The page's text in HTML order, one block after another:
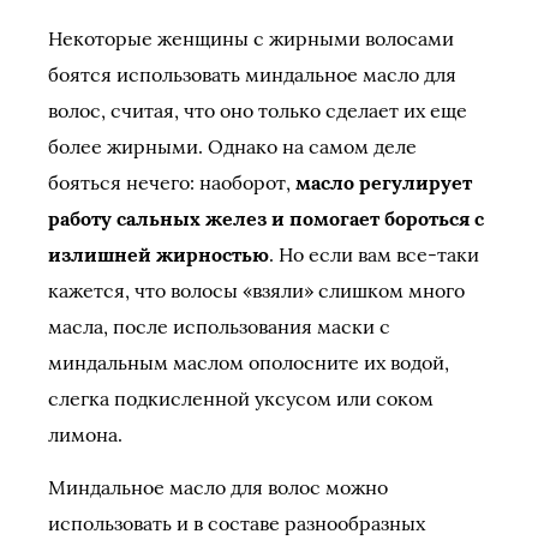
Некоторые женщины с жирными волосами
боятся использовать миндальное масло для
волос, считая, что оно только сделает их еще
более жирными. Однако на самом деле
бояться нечего: наоборот, масло регулирует
работу сальных желез и помогает бороться с
излишней жирностью. Но если вам все-таки
кажется, что волосы «взяли» слишком много
масла, после использования маски с
миндальным маслом ополосните их водой,
слегка подкисленной уксусом или соком
лимона.
Миндальное масло для волос можно
использовать и в составе разнообразных